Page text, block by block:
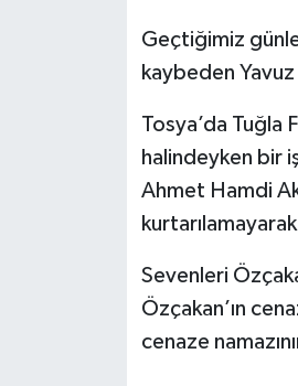
Geçtiğimiz
kaybeden
Tosya’da Tuğla
halindeyken bir
Ahmet Hamdi
Sevenleri
Özçakan’ın
cenaze